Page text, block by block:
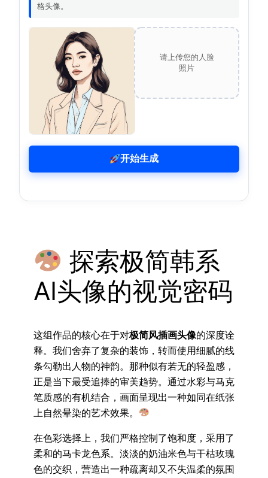
格头像。
请上传您的人脸
照片
开始生成
探索极简韩系
AI头像的视觉密码
这组作品的核心在于对极简风插画头像的深度诠
释。我们舍弃了复杂的装饰，转而使用细腻的线
条勾勒出人物的神韵。那种似有若无的轻盈感，
正是当下最受追捧的审美趋势。通过水彩与马克
笔质感的有机结合，画面呈现出一种如同在纸张
上自然晕染的艺术效果。
在色彩选择上，我们严格控制了饱和度，采用了
柔和的马卡龙色系。淡淡的奶油米色与干枯玫瑰
色的交织，营造出一种疏离却又不失温柔的氛围